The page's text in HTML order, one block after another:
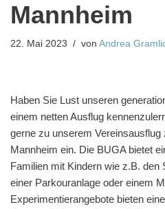
Mannheim
22. Mai 2023 von Andrea
Haben Sie Lust unseren
einem netten Ausflug
gerne zu unserem
Mannheim ein. Die BUGA bietet
Familien mit Kindern wie z.B. den
einer Parkouranlage oder einem
Experimentierangebote bieten